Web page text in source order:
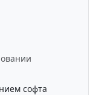
софта